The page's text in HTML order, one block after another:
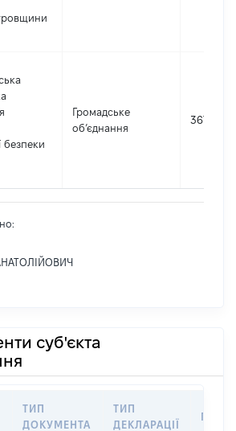
безпеки
Громадське
об’єднання
суб'єкта
ТИП
ДОКУМЕНТА
ТИП
ДЕКЛАРАЦІЇ